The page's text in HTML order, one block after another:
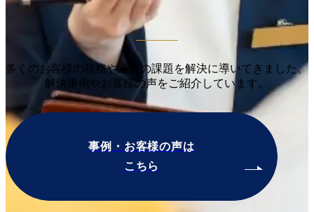
多くのお客様の税務や経営の課題を解決に導いてきました。
解決事例やお客様の声をご紹介しています。
事例・お客様の声は
こちら